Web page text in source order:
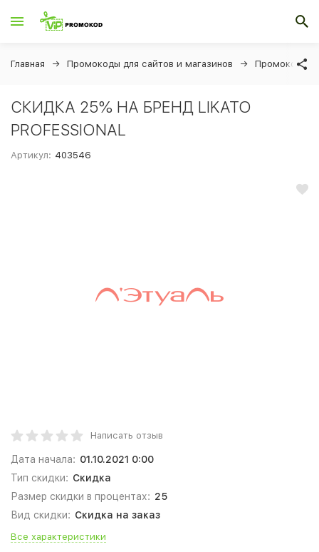
Главная Промокоды для сайтов и магазинов Промокоды
СКИДКА 25% НА БРЕНД LIKATO
PROFESSIONAL
Артикул: 403546
Написать отзыв
Дата начала: 01.10.2021 0:00
Тип скидки: Скидка
Размер скидки в процентах: 25
Вид скидки: Скидка на заказ
Все характеристики